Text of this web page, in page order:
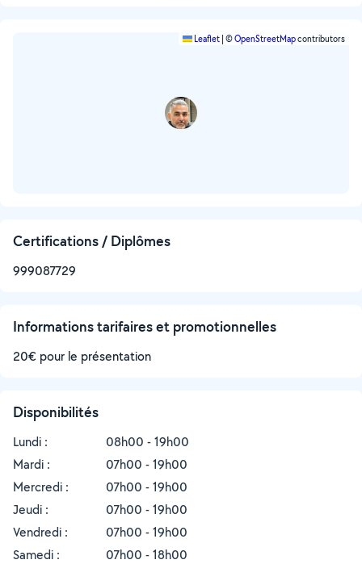
Leaflet ©OpenStreetMapcontributors
Certifications / Diplômes
999087729
Informations tarifaires et promotionnelles
20€ pour le présentation
Disponibilités
Lundi :
08h00 - 19h00
Mardi :
07h00 - 19h00
Mercredi :
07h00 - 19h00
Jeudi :
07h00 - 19h00
Vendredi :
07h00 - 19h00
Samedi :
07h00 - 18h00